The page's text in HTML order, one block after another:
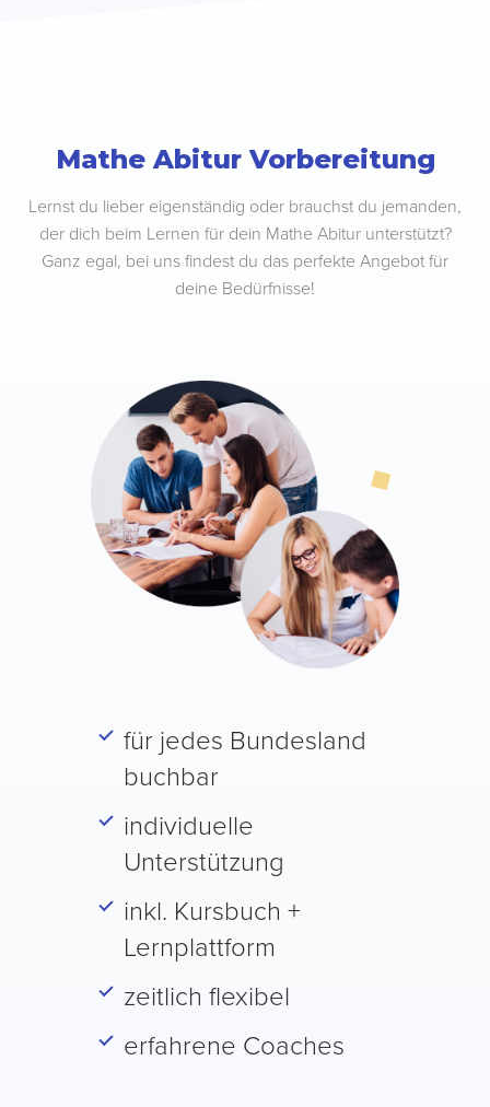
Mathe Abitur Vorbereitung
Lernst du lieber eigenständig oder brauchst du jemanden,
der dich beim Lernen für dein Mathe Abitur unterstützt?
Ganz egal, bei uns findest du das perfekte Angebot für
deine Bedürfnisse!
für jedes Bundesland
buchbar
individuelle
Unterstützung
inkl. Kursbuch +
Lernplattform
zeitlich flexibel
erfahrene Coaches